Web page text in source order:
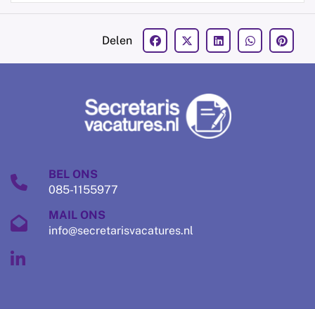
Delen
BEL ONS
085-1155977
MAIL ONS
info@secretarisvacatures.nl